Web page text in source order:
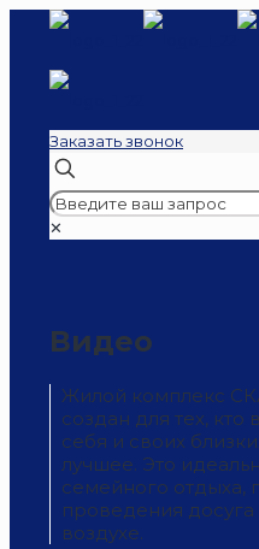
Заказать звонок
✕
Видео
Жилой комплекс
создан для тех, кто
себя и своих
лучшее. Это
семейного отдыха,
проведения
воздухе.